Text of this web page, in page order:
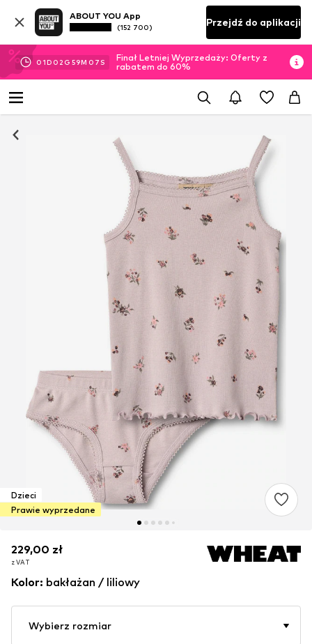
ABOUT YOU App
(152 700) Przejdź do aplikacji
01D 02 G 59M 07 S
Finał Letniej Wyprzedaży: Oferty z
rabatem do 60%
Dzieci
Prawie wyprzedane
229,00 zł
z VAT
229,00 zł
z VAT
229,00 zł
z VAT
Kolor: bakłażan / liliowy
Wybierz rozmiar